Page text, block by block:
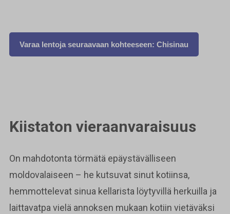
Varaa lentoja seuraavaan kohteeseen: Chisinau
Kiistaton vieraanvaraisuus
On mahdotonta törmätä epäystävälliseen
moldovalaiseen – he kutsuvat sinut kotiinsa,
hemmottelevat sinua kellarista löytyvillä herkuilla ja
laittavatpa vielä annoksen mukaan kotiin vietäväksi